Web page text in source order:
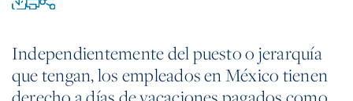
Independientemente del puesto o jerarquía
que tengan, los empleados en México tienen